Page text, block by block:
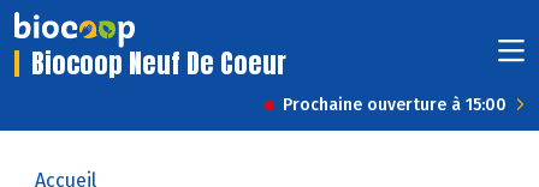
Biocoop Neuf De Coeur
Prochaine ouverture à 15:00
Accueil